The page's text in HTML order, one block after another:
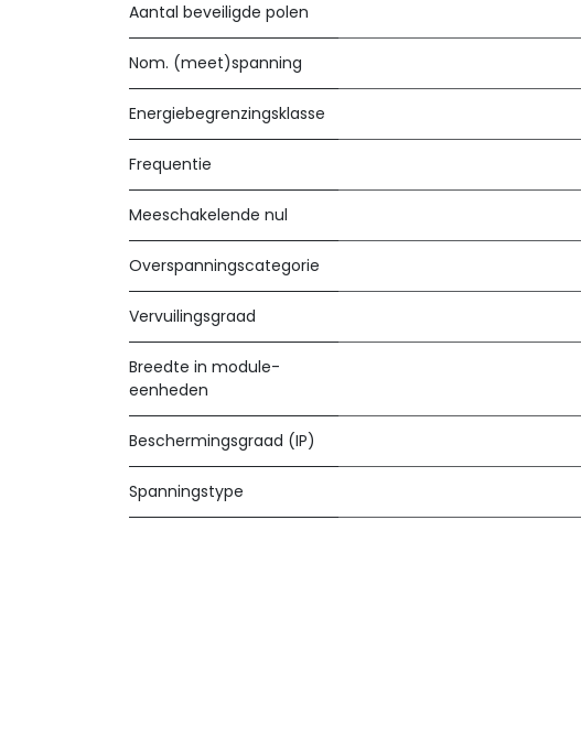
Aantal beveiligde polen
Nom. (meet)spanning
Energiebegrenzingsklasse
Frequentie
Meeschakelende nul
Overspanningscategorie
Vervuilingsgraad
Breedte in module-
eenheden
Beschermingsgraad (IP)
Spanningstype